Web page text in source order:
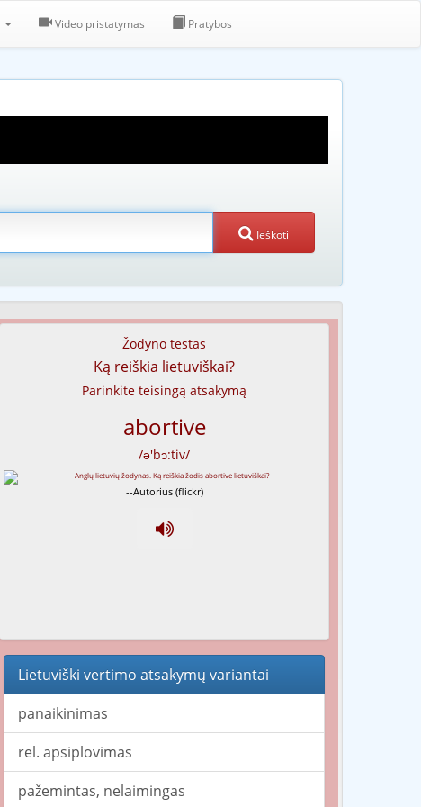
Video pristatymas Pratybos
Ieškoti
Žodyno testas
Ką reiškia lietuviškai?
Parinkite teisingą atsakymą
abortive
/ə'bɔ:tiv/
--Autorius (flickr)
Lietuviški vertimo atsakymų variantai
panaikinimas
rel. apsiplovimas
pažemintas, nelaimingas